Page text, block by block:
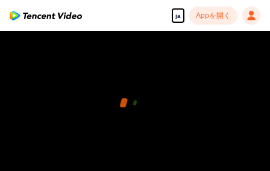
ja Appを開く